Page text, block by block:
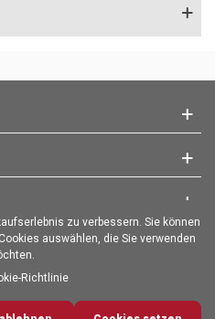
zu verbessern. Sie können
auswählen, die Sie verwenden
Richtlinie